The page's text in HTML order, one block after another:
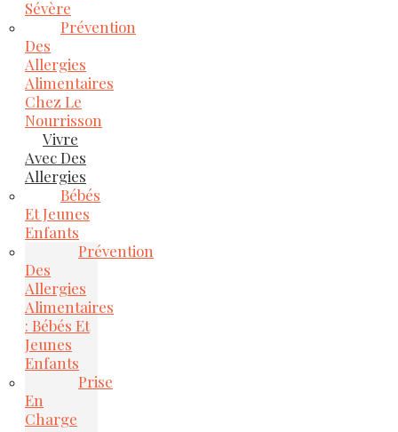
Sévère
Prévention
Des
Allergies
Alimentaires
Chez Le
Nourrisson
Vivre
Avec Des
Allergies
Bébés
Et Jeunes
Enfants
Prévention
Des
Allergies
Alimentaires
: Bébés Et
Jeunes
Enfants
Prise
En
Charge